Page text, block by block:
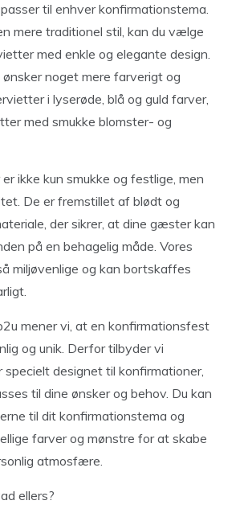
til enhver konfirmationstema.
mere traditionel stil, kan du vælge
med enkle og elegante design.
ønsker noget mere farverigt og
i lyserøde, blå og guld farver,
med smukke blomster- og
ikke kun smukke og festlige, men
De er fremstillet af blødt og
der sikrer, at dine gæster kan
på en behagelig måde. Vores
miljøvenlige og kan bortskaffes
mener vi, at en konfirmationsfest
og unik. Derfor tilbyder vi
specielt designet til konfirmationer,
til dine ønsker og behov. Du kan
til dit konfirmationstema og
farver og mønstre for at skabe
atmosfære.
ellers?